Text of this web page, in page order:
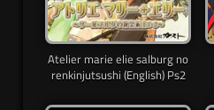
Atelier marie elie salburg no
renkinjutsushi (English) Ps2